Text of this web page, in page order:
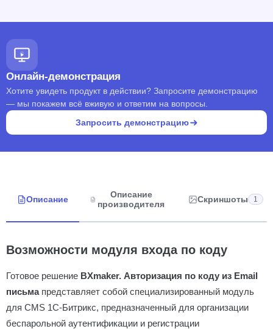
Онлайн-демонстрация
Хотите увидеть продукт в действии? Запросите демонстрацию
— мы покажем всё вживую и ответим на вопросы.
Запросить демонстрацию
Описание
Описание
производителя
Скриншоты 1
Возможности модуля входа по коду
Готовое решение BXmaker. Авторизация по коду из Email
письмапредставляет собой специализированный модуль
для CMS 1С-Битрикс, предназначенный для организации
беcпарольной аутентификации и регистрации